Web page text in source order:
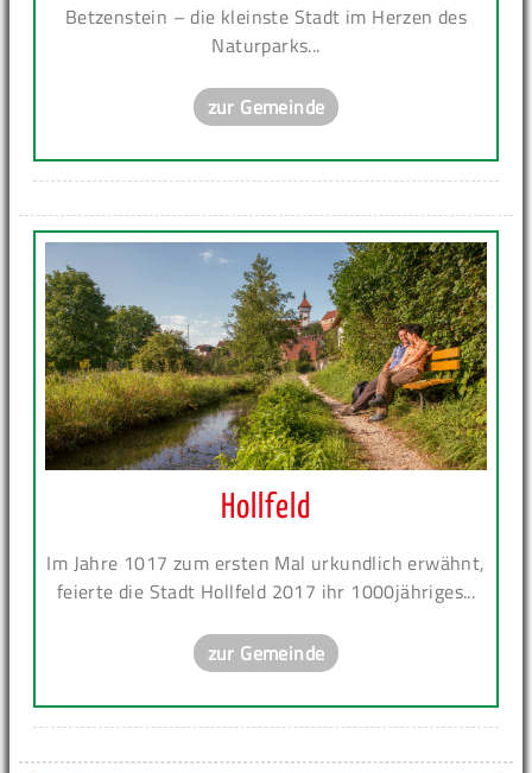
Betzenstein – die kleinste Stadt im Herzen des
Naturparks...
zur Gemeinde
Hollfeld
Im Jahre 1017 zum ersten Mal urkundlich erwähnt,
feierte die Stadt Hollfeld 2017 ihr 1000jähriges...
zur Gemeinde